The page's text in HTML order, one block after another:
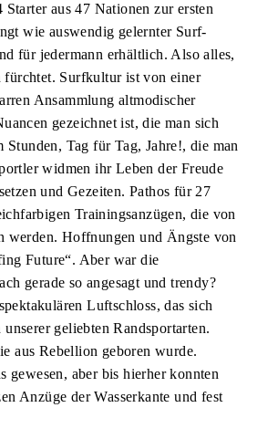
aus 47 Nationen zur ersten
wie auswendig gelernter Surf-
für jedermann erhältlich. Also alles,
Surfkultur ist von einer
Ansammlung altmodischer
gezeichnet ist, die man sich
Tag für Tag, Jahre!, die man
widmen ihr Leben der Freude
und Gezeiten. Pathos für 27
Trainingsanzügen, die von
werden. Hoffnungen und Ängste von
Future“. Aber war die
gerade so angesagt und trendy?
Luftschloss, das sich
geliebten Randsportarten.
aus Rebellion geboren wurde.
gewesen, aber bis hierher konnten
Anzüge der Wasserkante und fest